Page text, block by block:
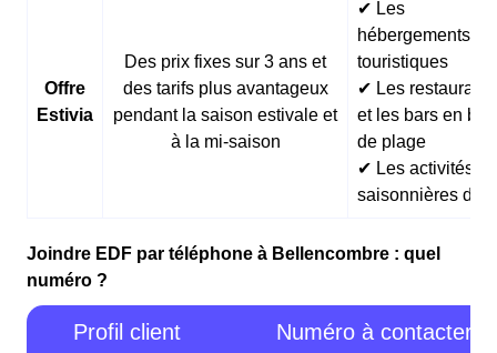
Offre
Estivia
Des prix fixes sur 3 ans et
des tarifs plus avantageux
pendant la saison estivale et
à la mi-saison
✔ Les
hébergements
touristiques
✔ Les restaurants
et les bars en
de plage
✔ Les activités
saisonnières
Joindre EDF par téléphone à Bellencombre : quel
numéro ?
Profil client Numéro à contacter